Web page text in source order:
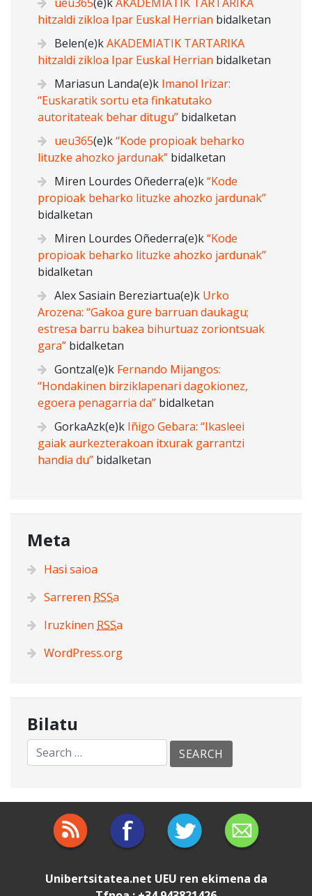
hitzaldi zikloa Ipar Euskal Herrian bidalketan
Belen(e)kAKADEMIATIK TARTARIKA
hitzaldi zikloa Ipar Euskal Herrian bidalketan
Mariasun Landa(e)k Imanol Irizar:
“Euskaratik sortu eta finkatutako
autoritateak behar ditugu” bidalketan
ueu365(e)k“Kode propioak beharko
lituzke ahozko jardunak” bidalketan
Miren Lourdes Oñederra(e)k“Kode
propioak beharko lituzke ahozko jardunak”
bidalketan
Miren Lourdes Oñederra(e)k“Kode
propioak beharko lituzke ahozko jardunak”
bidalketan
Alex Sasiain Bereziartua(e)k Urko
Arozena: “Gakoa gure barruan daukagu;
estresa barru bakea bihurtuaz zoriontsuak
gara” bidalketan
Gontzal(e)k Fernando Mijangos:
“Hondakinen birziklapenari dagokionez,
egoera penagarria da” bidalketan
GorkaAzk(e)k Iñigo Gebara: “Ikasleei
gaiak aurkezterakoan itxurak garrantzi
handia du” bidalketan
Meta
Hasi saioa
Sarreren RSSa
Iruzkinen RSSa
WordPress.org
Bilatu
Unibertsitatea.net UEU ren ekimena da